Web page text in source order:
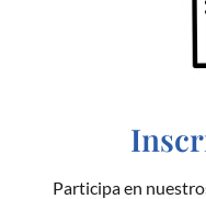
Participa en